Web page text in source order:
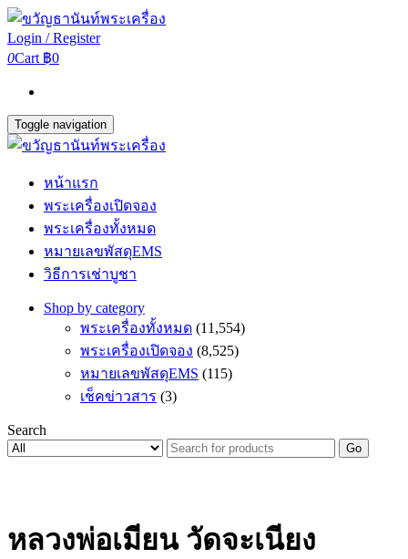
Login / Register
0Cart ฿0
Toggle navigation
หน้าแรก
พระเครื่องเปิดจอง
พระเครื่องทั้งหมด
หมายเลขพัสดุEMS
วิธีการเช่าบูชา
Shop by category
พระเครื่องทั้งหมด (11,554)
พระเครื่องเปิดจอง (8,525)
หมายเลขพัสดุEMS (115)
เช็คข่าวสาร (3)
Search
Go
หลวงพ่อเมียน วัดจะเนียง